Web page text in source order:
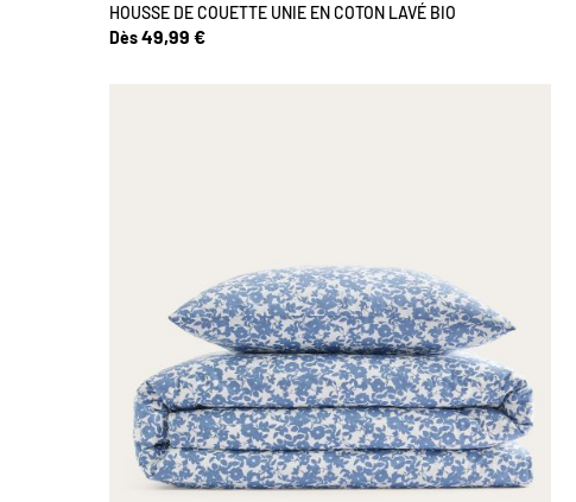
HOUSSE DE COUETTE UNIE EN COTON LAVÉ BIO
Dès49,99 €